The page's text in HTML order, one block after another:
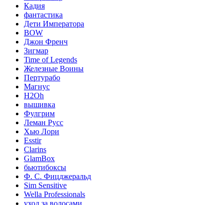
Кадия
фантастика
Дети Императора
BOW
Джон Френч
Зигмар
Time of Legends
Железные Воины
Пертурабо
Магнус
H2Oh
вышивка
Фулгрим
Леман Русс
Хью Лори
Esstir
Clarins
GlamBox
бьютибоксы
Ф. С. Фицджеральд
Sim Sensitive
Wella Professionals